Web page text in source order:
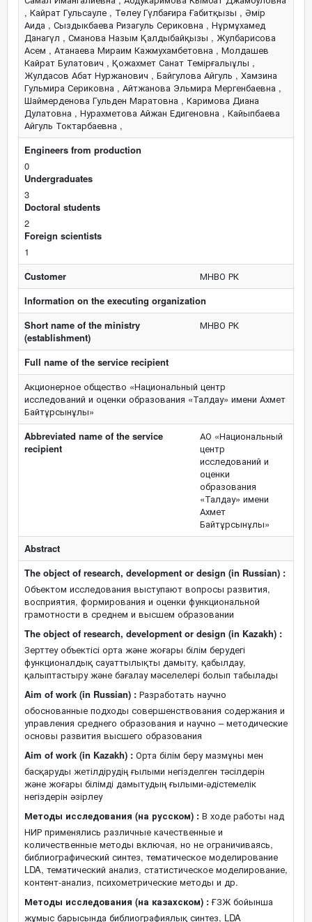
, Кайрат Гульсауле , Төлеу Гүлбағира Ғабитқызы , Әмір
Аида , Сыздыкбаева Ризагуль Сериковна , Нұрмұхамед
Данагүл , Сманова Назым Қалдыбайқызы , Жулбарисова
Асем , Атанаева Мираим Кажмухамбетовна , Молдашев
Кайрат Булатович , Қожахмет Санат Темірғалыұлы ,
Жулдасов Абат Нуржанович , Байгулова Айгуль , Хамзина
Гульмира Сериковна , Айтжанова Эльмира Мергенбаевна ,
Шаймерденова Гульден Маратовна , Каримова Диана
Дулатовна , Нурахметова Айжан Едигеновна , Кайыпбаева
Айгуль Токтарбаевна ,
Engineers from production
0
Undergraduates
3
Doctoral students
2
Foreign scientists
1
Customer
МНВО РК
Information on the executing organization
Short name of the ministry
(establishment)
МНВО РК
Full name of the service recipient
Акционерное общество «Национальный центр
исследований и оценки образования «Талдау» имени Ахмет
Байтұрсынұлы»
Abbreviated name of the service
recipient
АО «Национальный
центр
исследований и
оценки
образования
«Талдау» имени
Ахмет
Байтұрсынұлы»
Abstract
The object of research, development or design (in Russian) :
Объектом исследования выступают вопросы развития,
восприятия, формирования и оценки функциональной
грамотности в среднем и высшем образовании
The object of research, development or design (in Kazakh) :
Зерттеу объектісі орта және жоғары білім берудегі
функционалдық сауаттылықты дамыту, қабылдау,
қалыптастыру және бағалау мәселелері болып табылады
Aim of work (in Russian) : Разработать научно
обоснованные подходы совершенствования содержания и
управления среднего образования и научно – методические
основы развития высшего образования
Aim of work (in Kazakh) : Орта білім беру мазмұны мен
басқаруды жетілдірудің ғылыми негізделген тәсілдерін
және жоғары білімді дамытудың ғылыми-әдістемелік
негіздерін әзірлеу
Методы исследования (на русском) : В ходе работы над
НИР применялись различные качественные и
количественные методы включая, но не ограничиваясь,
библиографический синтез, тематическое моделирование
LDA, тематический анализ, статистическое моделирование,
контент-анализ, психометрические методы и др.
Методы исследования (на казахском) :ҒЗЖ бойынша
жұмыс барысында библиографиялық синтез, LDA